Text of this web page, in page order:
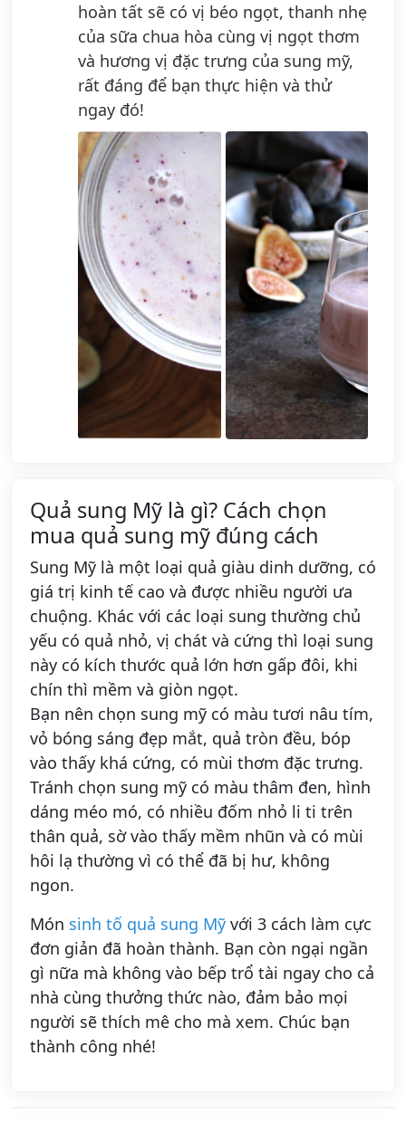
hoàn tất sẽ có vị béo ngọt, thanh nhẹ
của sữa chua hòa cùng vị ngọt thơm
và hương vị đặc trưng của sung mỹ,
rất đáng để bạn thực hiện và thử
ngay đó!
Quả sung Mỹ là gì? Cách chọn
mua quả sung mỹ đúng cách
Sung Mỹ là một loại quả giàu dinh dưỡng, có
giá trị kinh tế cao và được nhiều người ưa
chuộng. Khác với các loại sung thường chủ
yếu có quả nhỏ, vị chát và cứng thì loại sung
này có kích thước quả lớn hơn gấp đôi, khi
chín thì mềm và giòn ngọt.
Bạn nên chọn sung mỹ có màu tươi nâu tím,
vỏ bóng sáng đẹp mắt, quả tròn đều, bóp
vào thấy khá cứng, có mùi thơm đặc trưng.
Tránh chọn sung mỹ có màu thâm đen, hình
dáng méo mó, có nhiều đốm nhỏ li ti trên
thân quả, sờ vào thấy mềm nhũn và có mùi
hôi lạ thường vì có thể đã bị hư, không
ngon.
Món sinh tố quả sung Mỹ với 3 cách làm cực
đơn giản đã hoàn thành. Bạn còn ngại ngần
gì nữa mà không vào bếp trổ tài ngay cho cả
nhà cùng thưởng thức nào, đảm bảo mọi
người sẽ thích mê cho mà xem. Chúc bạn
thành công nhé!